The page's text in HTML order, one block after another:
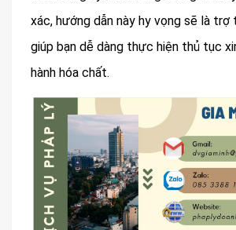
xác, hướng dẫn này hy vọng sẽ là
giúp bạn dễ dàng thực hiện thủ tục
hành hóa chất.